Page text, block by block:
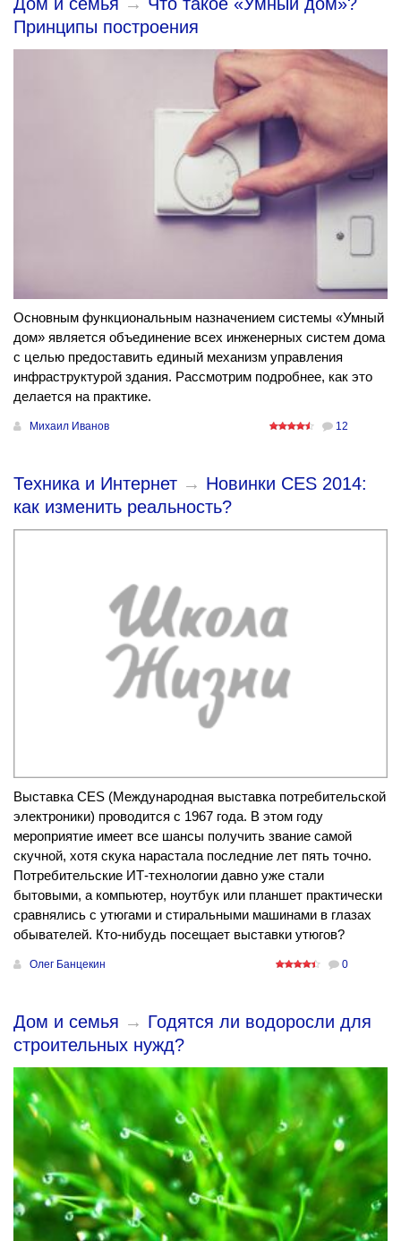
Принципы построения
Основным функциональным назначением системы «Умный
дом» является объединение всех инженерных систем дома
с целью предоставить единый механизм управления
инфраструктурой здания. Рассмотрим подробнее, как это
делается на практике.
Михаил Иванов 12
Техника и Интернет → Новинки CES 2014:
как изменить реальность?
Выставка CES (Международная выставка потребительской
электроники) проводится с 1967 года. В этом году
мероприятие имеет все шансы получить звание самой
скучной, хотя скука нарастала последние лет пять точно.
Потребительские ИТ-технологии давно уже стали
бытовыми, а компьютер, ноутбук или планшет практически
сравнялись с утюгами и стиральными машинами в глазах
обывателей. Кто-нибудь посещает выставки утюгов?
Олег Банцекин 0
Дом и семья → Годятся ли водоросли для
строительных нужд?